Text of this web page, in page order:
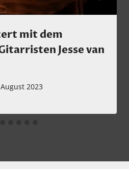
mit dem
Jesse van
2023